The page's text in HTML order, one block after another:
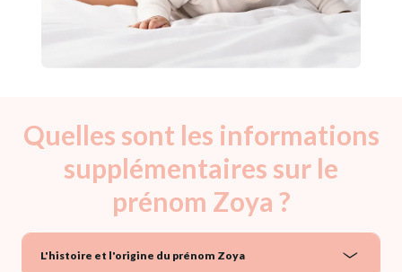
Quelles sont les informations
supplémentaires sur le
prénom Zoya ?
L'histoire et l'origine du prénom Zoya